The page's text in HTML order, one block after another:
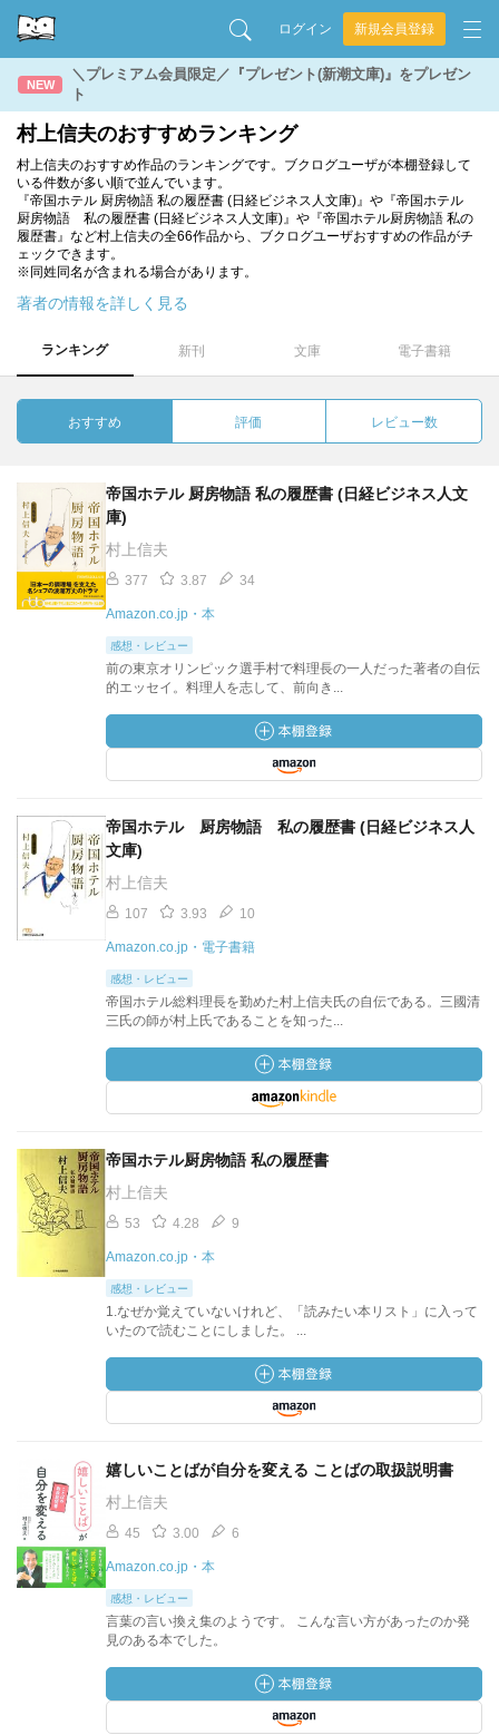
ログイン 新規会員登録
NEW
＼プレミアム会員限定／『プレゼント(新潮文庫)』をプレゼン
ト
村上信夫のおすすめランキング
村上信夫のおすすめ作品のランキングです。ブクログユーザが本棚登録して
いる件数が多い順で並んでいます。
『帝国ホテル 厨房物語 私の履歴書 (日経ビジネス人文庫)』や『帝国ホテル
厨房物語 私の履歴書 (日経ビジネス人文庫)』や『帝国ホテル厨房物語 私の
履歴書』など村上信夫の全66作品から、ブクログユーザおすすめの作品がチ
ェックできます。
※同姓同名が含まれる場合があります。
著者の情報を詳しく見る
ランキング 新刊 文庫 電子書籍
おすすめ 評価 レビュー数
帝国ホテル 厨房物語 私の履歴書 (日経ビジネス人文
庫)
村上信夫
377 3.87 34
Amazon.co.jp・本
感想・レビュー
前の東京オリンピック選手村で料理長の一人だった著者の自伝
的エッセイ。料理人を志して、前向き...
帝国ホテル 厨房物語 私の履歴書 (日経ビジネス人
文庫)
村上信夫
107 3.93 10
Amazon.co.jp・電子書籍
感想・レビュー
帝国ホテル総料理長を勤めた村上信夫氏の自伝である。三國清
三氏の師が村上氏であることを知った...
帝国ホテル厨房物語 私の履歴書
村上信夫
53 4.28 9
Amazon.co.jp・本
感想・レビュー
1.なぜか覚えていないけれど、「読みたい本リスト」に入って
いたので読むことにしました。 ...
嬉しいことばが自分を変える ことばの取扱説明書
村上信夫
45 3.00 6
Amazon.co.jp・本
感想・レビュー
言葉の言い換え集のようです。 こんな言い方があったのか発
見のある本でした。